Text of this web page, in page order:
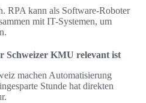
RPA kann als Software-Roboter
mit IT-Systemen, um
Schweizer KMU relevant ist
machen Automatisierung
Stunde hat direkten